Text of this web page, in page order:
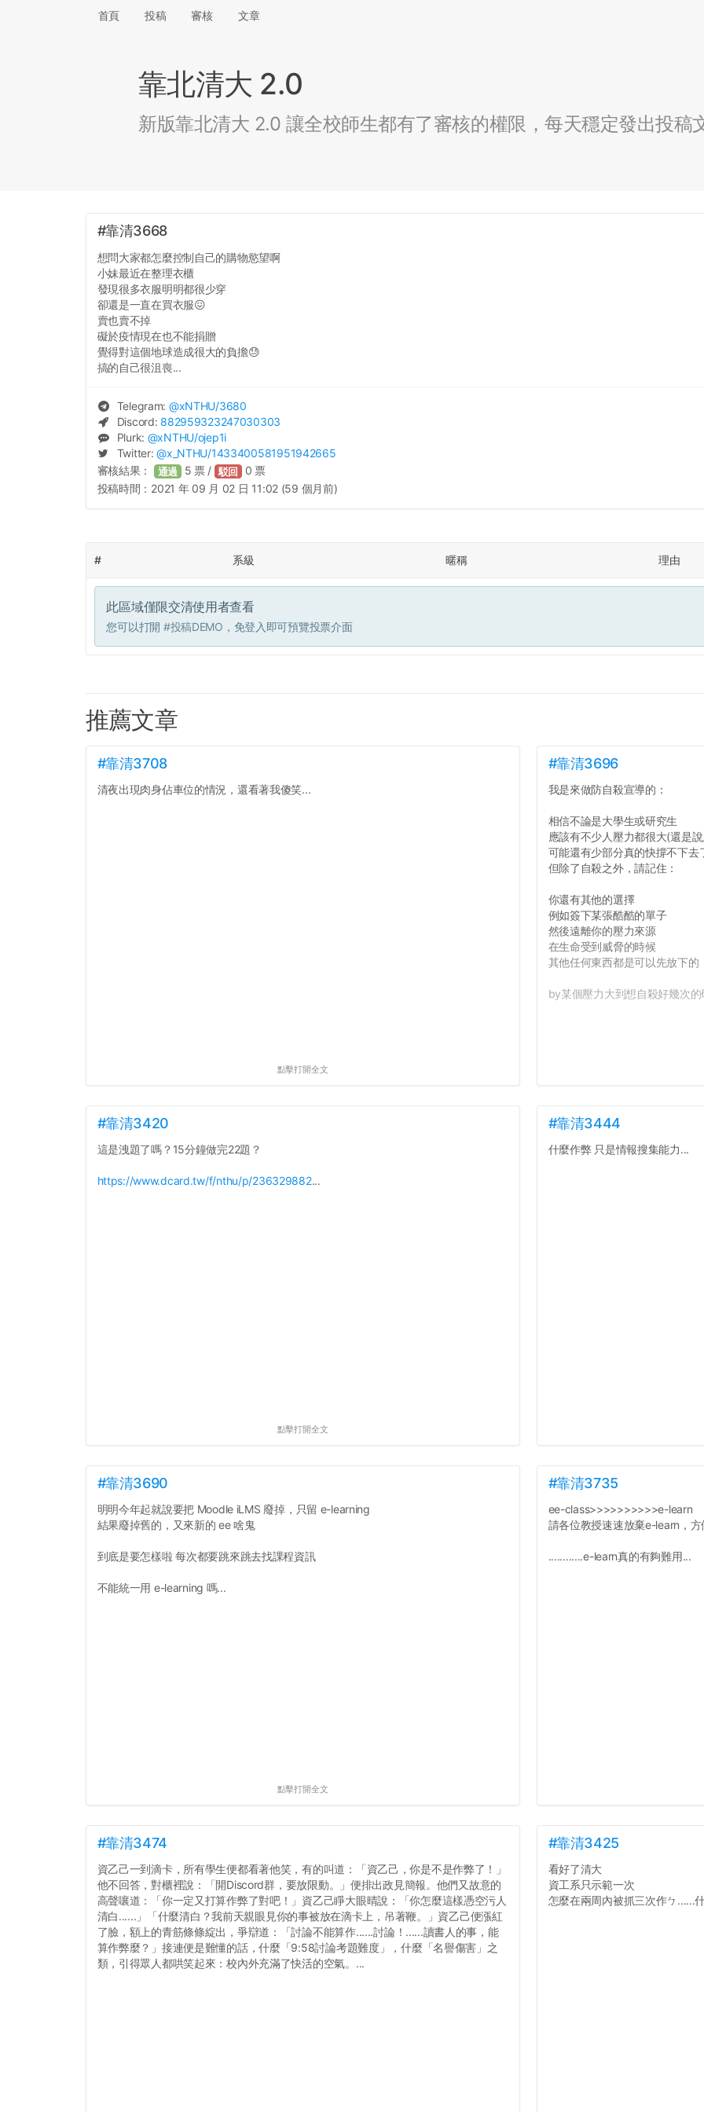
首頁 投稿 審核 文章
靠北清大 2.0
新版靠北清大 2.0 讓全校師生都有了審核的權限，每天穩定發出投稿
#靠清3668
想問大家都怎麼控制自己的購物慾望啊
小妹最近在整理衣櫃
發現很多衣服明明都很少穿
卻還是一直在買衣服😖
賣也賣不掉
礙於疫情現在也不能捐贈
覺得對這個地球造成很大的負擔😓
搞的自己很沮喪...
Telegram: @xNTHU/3680
Discord: 882959323247030303
Plurk: @xNTHU/ojep1i
Twitter:@x_NTHU/1433400581951942665
審核結果： 通過 5 票 / 駁回 0 票
投稿時間： 2021 年 09 月 02 日 11:02 (59 個月前)
# 系級 暱稱 理由
此區域僅限交清使用者查看
您可以打開 #投稿DEMO ，免登入即可預覽投票介面
推薦文章
#靠清3708
清夜出現肉身佔車位的情況，還看著我傻笑...
點擊打開全文
#靠清3696
我是來做防自殺宣導的：
相信不論是大學生或研究生
應該有不少人壓力都很大(還是
可能還有少部分真的快撐不下去
但除了自殺之外，請記住：
你還有其他的選擇
例如簽下某張酷酷的單子
然後遠離你的壓力來源
在生命受到威脅的時候
其他任何東西都是可以先放下的
by某個壓力大到想自殺好幾次的
#靠清3420
這是洩題了嗎？15分鐘做完22題？
https://www.dcard.tw/f/nthu/p/236329882...
點擊打開全文
#靠清3444
什麼作弊 只是情報搜集能力...
#靠清3690
明明今年起就說要把 Moodle iLMS 廢掉，只留 e-learning
結果廢掉舊的，又來新的 ee 啥鬼
到底是要怎樣啦 每次都要跳來跳去找課程資訊
不能統一用 e-learning 嗎...
點擊打開全文
#靠清3735
ee-class>>>>>>>>>>e-learn
請各位教授速速放棄e-learn，
............e-learn真的有夠難用...
#靠清3474
資乙己一到滴卡，所有學生便都看著他笑，有的叫道：「資乙己，你是不是作弊了！」
他不回答，對櫃裡說：「開Discord群，要放限動。」便排出政見簡報。他們又故意的
高聲嚷道：「你一定又打算作弊了對吧！」資乙己睜大眼晴說：「你怎麼這樣憑空污人
清白......」「什麼清白？我前天親眼見你的事被放在滴卡上，吊著鞭。」資乙己便漲紅
了臉，額上的青筋條條綻出，爭辯道：「討論不能算作......討論！......讀書人的事，能
算作弊麼？」接連便是難懂的話，什麼「9:58討論考題難度」，什麼「名譽傷害」之
類，引得眾人都哄笑起來：校內外充滿了快活的空氣。...
#靠清3425
看好了清大
資工系只示範一次
怎麼在兩周內被抓三次作ㄅ......